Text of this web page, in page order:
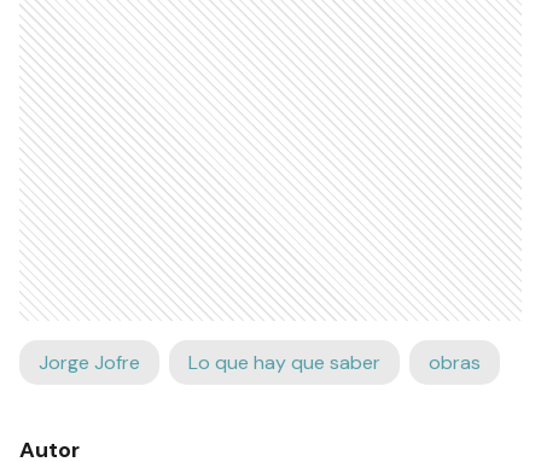
Jorge Jofre Lo que hay que saber obras
Autor